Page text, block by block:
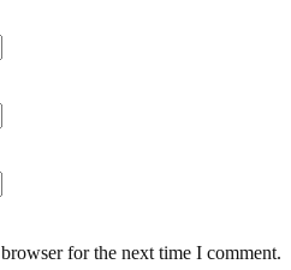
for the next time I comment.